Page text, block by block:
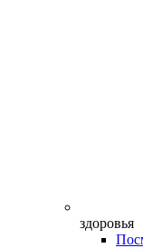
здоровья